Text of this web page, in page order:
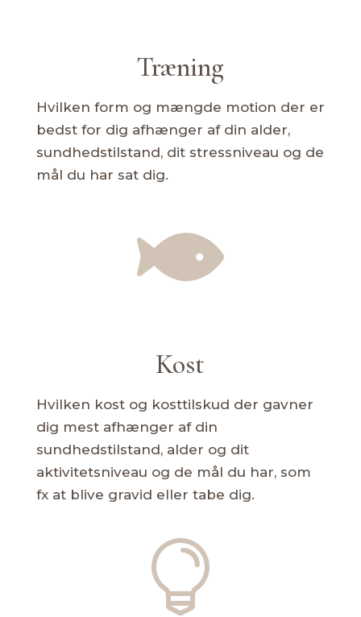
Træning
Hvilken form og mængde motion der er
bedst for dig afhænger af din alder,
sundhedstilstand, dit stressniveau og de
mål du har sat dig.

Kost
Hvilken kost og kosttilskud der gavner
dig mest afhænger af din
sundhedstilstand, alder og dit
aktivitetsniveau og de mål du har, som
fx at blive gravid eller tabe dig.
